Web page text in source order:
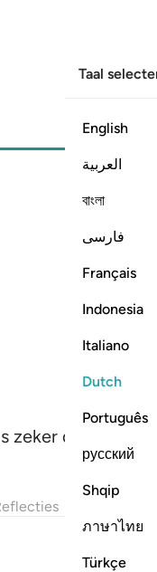
Taal
English
العربية
বাংলা
فارسی
Français
Indonesia
Italiano
Dutch
Português
русский
Shqip
ภาษาไทย
Türkçe
zeker de Leiding.